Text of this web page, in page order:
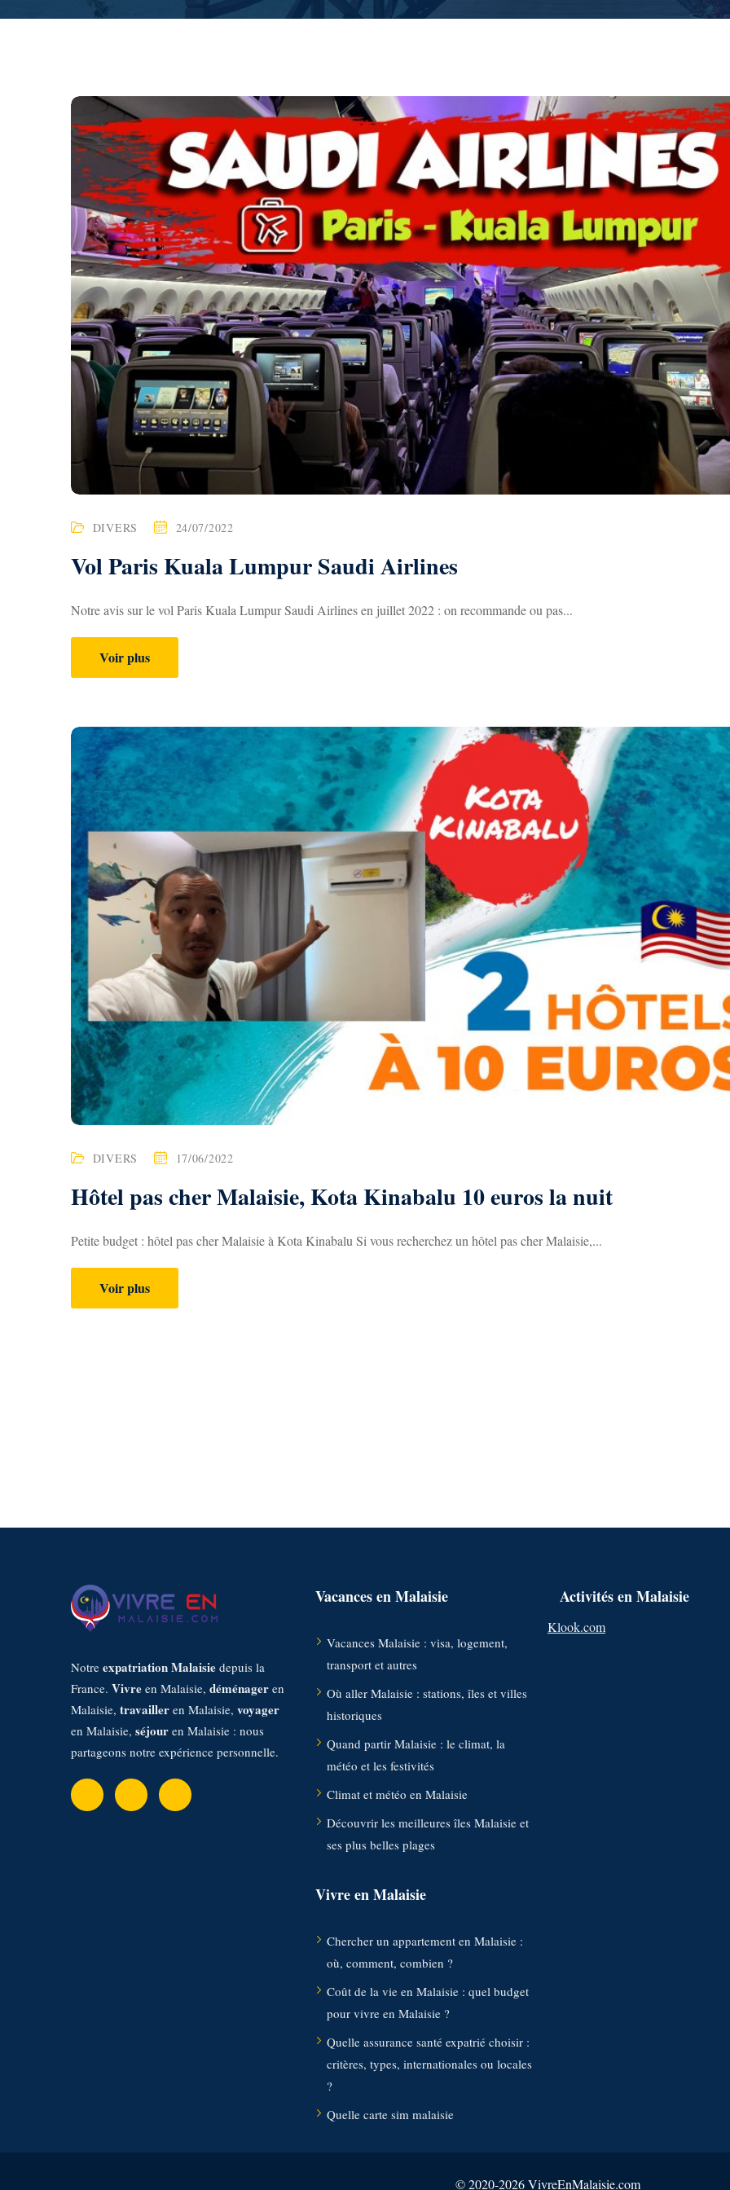
DIVERS 24/07/2022
Vol Paris Kuala Lumpur Saudi Airlines
Notre avis sur le vol Paris Kuala Lumpur Saudi Airlines en juillet 2022 : on recommande ou pas...
Voir plus
DIVERS 17/06/2022
Hôtel pas cher Malaisie, Kota Kinabalu 10 euros la nuit
Petite budget : hôtel pas cher Malaisie à Kota Kinabalu Si vous recherchez un hôtel pas cher Malaisie,...
Voir plus
Notre expatriation Malaisie depuis la
France. Vivre en Malaisie, déménager en
Malaisie, travailler en Malaisie, voyager
en Malaisie, séjour en Malaisie : nous
partageons notre expérience personnelle.
Vacances en Malaisie
Vacances Malaisie : visa, logement,
transport et autres
Où aller Malaisie : stations, îles et villes
historiques
Quand partir Malaisie : le climat, la
météo et les festivités
Climat et météo en Malaisie
Découvrir les meilleures îles Malaisie et
ses plus belles plages
Vivre en Malaisie
Chercher un appartement en Malaisie :
où, comment, combien ?
Coût de la vie en Malaisie : quel budget
pour vivre en Malaisie ?
Quelle assurance santé expatrié choisir :
critères, types, internationales ou locales
?
Quelle carte sim malaisie
Activités en Malaisie
Klook.com
© 2020-2026 VivreEnMalaisie.com